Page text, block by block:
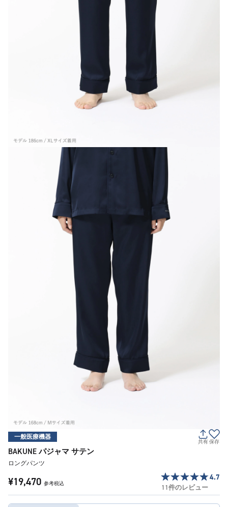
一般医療機器
共有保存
BAKUNE パジャマ サテン
ロングパンツ
¥19,470 参考税込
4.7
11件のレビュー